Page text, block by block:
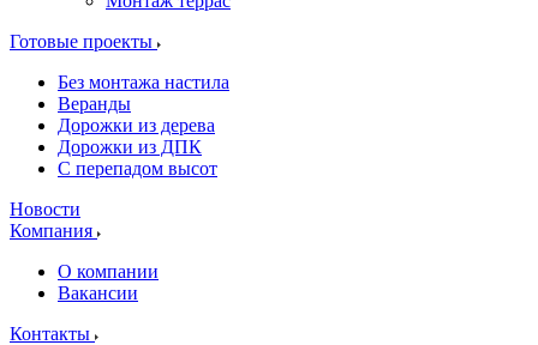
Готовые проекты
Без монтажа настила
Веранды
Дорожки из дерева
Дорожки из ДПК
С перепадом высот
Новости
Компания
О компании
Вакансии
Контакты